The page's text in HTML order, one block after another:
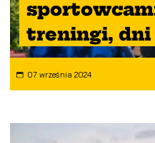
treningi,
07 września 2024